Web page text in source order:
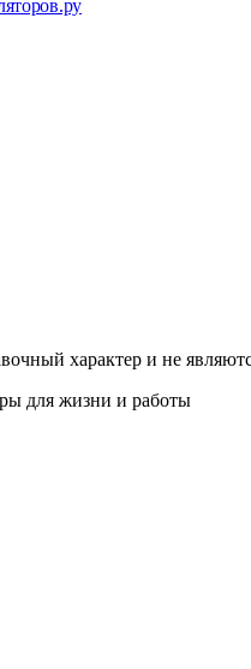
характер и не
для жизни и работы